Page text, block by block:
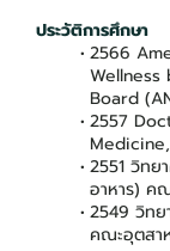
ประวัติการศึกษา
2566
Board
2557
2551 วิทย
อาหาร) ค
2549 วิทย
คณะอุตสา